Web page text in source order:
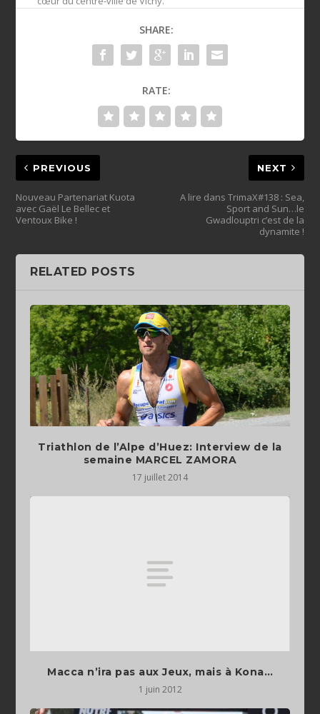
SHARE:
RATE:
PREVIOUS
Nouveau Partenariat Kuota
avec Gaël Le Bellec et
Ventoux Bike !
NEXT
A lire dans TrimaX#138 : Sea,
Sport and Sun…le
Gwadlouptri c’est de la
dynamite !
RELATED POSTS
Triathlon de l’Alpe d’Huez: Interview de la
semaine MARCEL ZAMORA
17 juillet 2014
Macca n’ira pas aux Jeux, mais à Kona…
1 juin 2012